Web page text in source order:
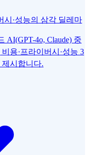
시·성능의 삼각 딜레마
AI(GPT-4o, Claude) 중
용·프라이버시·성능 3
시합니다.